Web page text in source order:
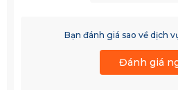
Bạn đánh giá sao về dịch
Đánh giá